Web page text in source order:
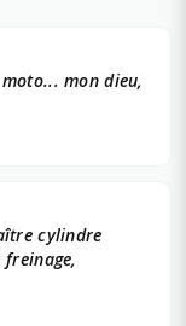
mon dieu,
cylindre